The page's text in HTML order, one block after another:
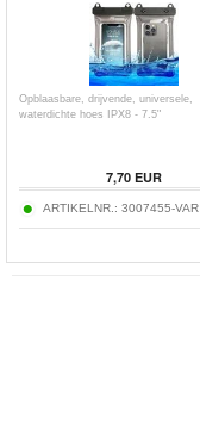
Opblaasbare, drijvende, universele,
waterdichte hoes IPX8 - 7.5"
7,70EUR
ARTIKELNR.: 3007455-VAR